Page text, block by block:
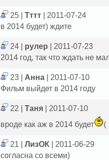
25 | Тттт
| 2011-07-24
в 2014 будет) ждите
24 | рулер
| 2011-07-23
2014 год, так что ждать не
23 | Анна
| 2011-07-10
Фильм выйдет в 2014 году
22 | Таня
| 2011-07-10
вроде как аж в 2014 будет
(
21 | ЛизОК
| 2011-06-29
согласна со всеми)